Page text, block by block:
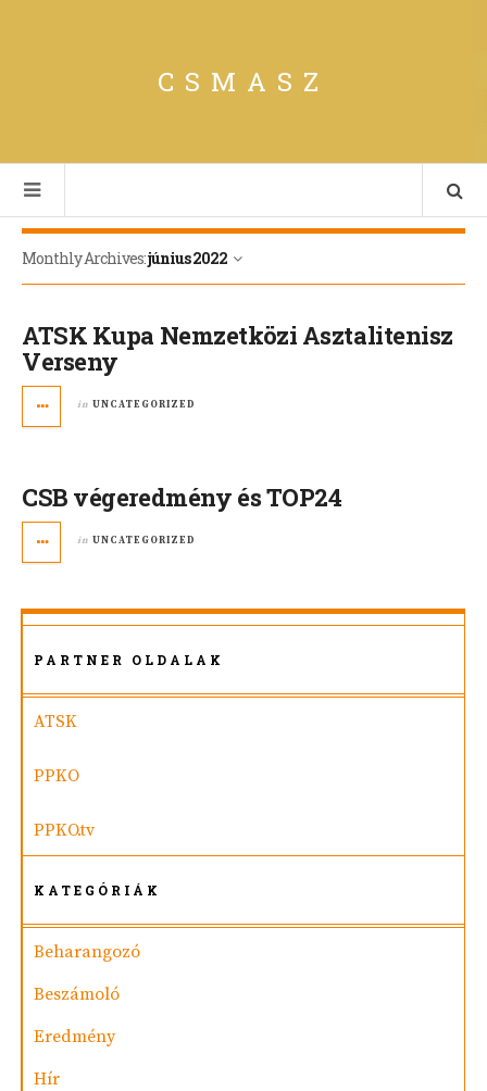
CSMASZ
Monthly Archives:június 2022
ATSK Kupa Nemzetközi Asztalitenisz
Verseny
in UNCATEGORIZED
CSB végeredmény és TOP24
in UNCATEGORIZED
PARTNER OLDALAK
ATSK
PPKO
PPKO.tv
KATEGÓRIÁK
Beharangozó
Beszámoló
Eredmény
Hír